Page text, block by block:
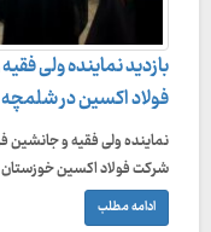
بازدید نماینده ولی
فولاد اکسین در شلمچه
نماینده ولی فقیه و جانشین
شرکت فولاد اکسین خوزستان
ادامه مطلب